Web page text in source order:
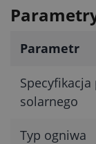
Parametr
Specyfikacja
solarnego
Typ ogniwa